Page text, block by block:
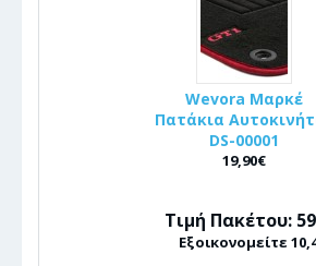
Wevora Μαρκέ
Πατάκια
DS-00001
19,90€
Τιμή Πακέτου:
Εξοικονομείτε